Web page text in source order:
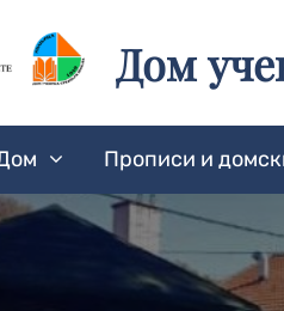
Дом
Прописи и